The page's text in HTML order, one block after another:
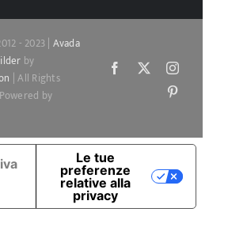
- 2023 | Avada
by
| All Rights
by
Facebook
X
Instagram
Le tue
preferenze
relative alla
privacy